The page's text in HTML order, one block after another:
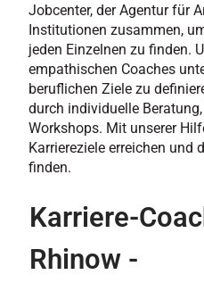
Jobcenter, der Agentur für
Institutionen zusammen,
jeden Einzelnen zu finden.
empathischen Coaches
beruflichen Ziele zu
durch individuelle
Workshops. Mit unserer
Karriereziele erreichen und
finden.
Karriere-
Rhinow -